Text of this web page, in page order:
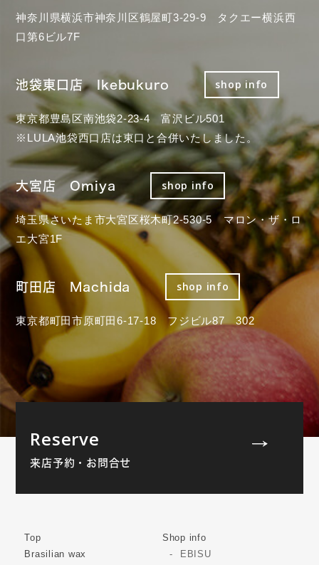
神奈川県横浜市神奈川区鶴屋町3-29-9 タクエー横浜西
口第6ビル7F
池袋東口店 Ikebukuro shop info
東京都豊島区南池袋2-23-4 富沢ビル501
※LULA池袋西口店は東口と合併いたしました。
大宮店 Omiya shop info
埼玉県さいたま市大宮区桜木町2-530-5 マロン・ザ・ロ
エ大宮1F
町田店 Machida shop info
東京都町田市原町田6-17-18 フジビル87 302
Reserve
来店予約・お問合せ
Top
Brasilian wax
Shop info
EBISU